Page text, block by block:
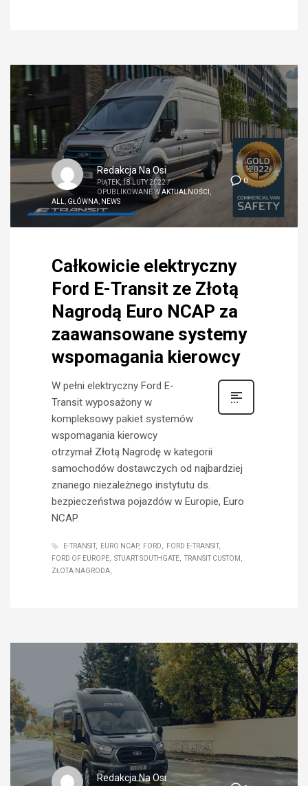
0
Redakcja Na Osi
PIĄTEK, 18 LUTY 2022/
OPUBLIKOWANE WAKTUALNOŚCI
ALL
GŁÓWNA NEWS
Całkowicie elektryczny
Ford E-Transit ze Złotą
Nagrodą Euro NCAP za
zaawansowane systemy
wspomagania kierowcy
W pełni elektryczny Ford E-
Transit wyposażony w
kompleksowy pakiet systemów
wspomagania kierowcy
otrzymał Złotą Nagrodę w kategorii
samochodów dostawczych od najbardziej
znanego niezależnego instytutu ds.
bezpieczeństwa pojazdów w Europie, Euro
NCAP.
E-TRANSIT EURO NCAP FORD
FORD E-TRANSIT
FORD OF EUROPE
STUART SOUTHGATE
TRANSIT CUSTOM
ZŁOTA NAGRODA
Redakcja Na Osi